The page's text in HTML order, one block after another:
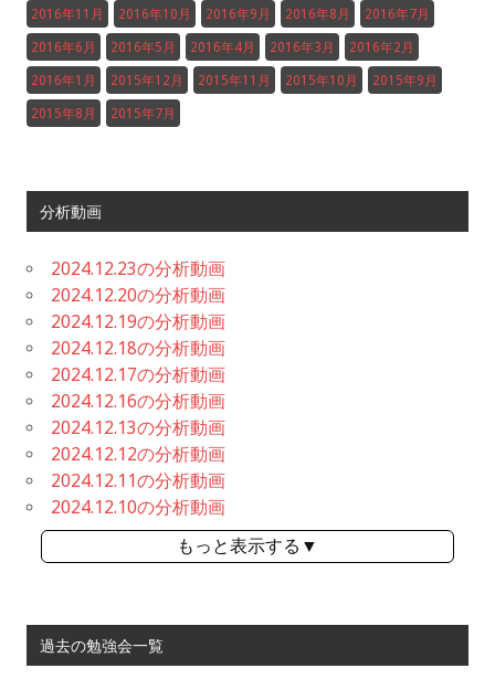
2016年11月 2016年10月 2016年9月 2016年8月 2016年7月
2016年6月 2016年5月 2016年4月 2016年3月 2016年2月
2016年1月 2015年12月 2015年11月 2015年10月 2015年9月
2015年8月 2015年7月
分析動画
2024.12.23の分析動画
2024.12.20の分析動画
2024.12.19の分析動画
2024.12.18の分析動画
2024.12.17の分析動画
2024.12.16の分析動画
2024.12.13の分析動画
2024.12.12の分析動画
2024.12.11の分析動画
2024.12.10の分析動画
もっと表示する▼
過去の勉強会一覧